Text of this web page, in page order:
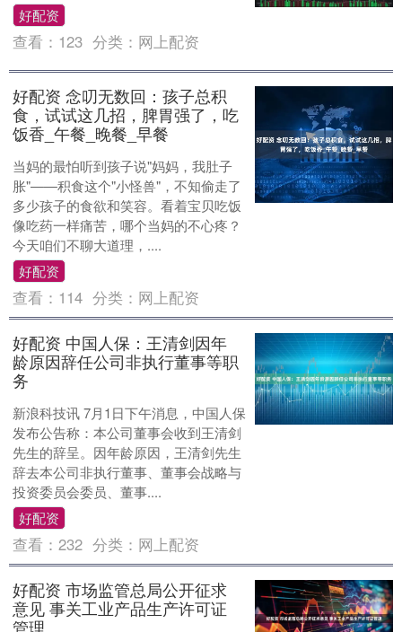
好配资
查看： 123 分类： 网上配资
好配资 念叨无数回：孩子总积
食，试试这几招，脾胃强了，吃
饭香_午餐_晚餐_早餐
当妈的最怕听到孩子说"妈妈，我肚子
胀"——积食这个"小怪兽"，不知偷走了
多少孩子的食欲和笑容。看着宝贝吃饭
像吃药一样痛苦，哪个当妈的不心疼？
今天咱们不聊大道理，....
好配资
查看： 114 分类： 网上配资
好配资 中国人保：王清剑因年
龄原因辞任公司非执行董事等职
务
新浪科技讯 7月1日下午消息，中国人保
发布公告称：本公司董事会收到王清剑
先生的辞呈。因年龄原因，王清剑先生
辞去本公司非执行董事、董事会战略与
投资委员会委员、董事....
好配资
查看：232 分类： 网上配资
好配资 市场监管总局公开征求
意见 事关工业产品生产许可证
管理